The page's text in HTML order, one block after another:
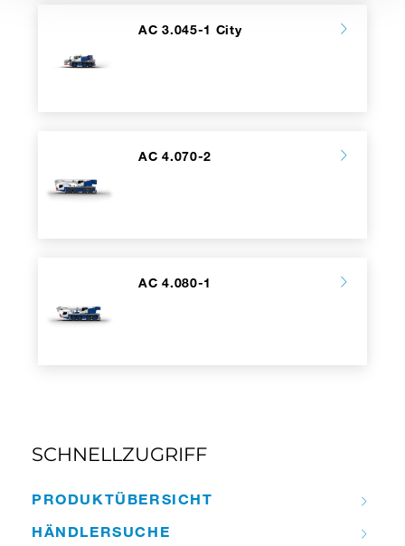
AC 3.045-1 City
AC 4.070-2
AC 4.080-1
SCHNELLZUGRIFF
PRODUKT­ÜBERSICHT
HÄNDLER­­SUCHE